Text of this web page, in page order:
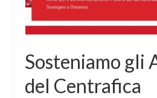
Sosteniamo gli
del Centrafica